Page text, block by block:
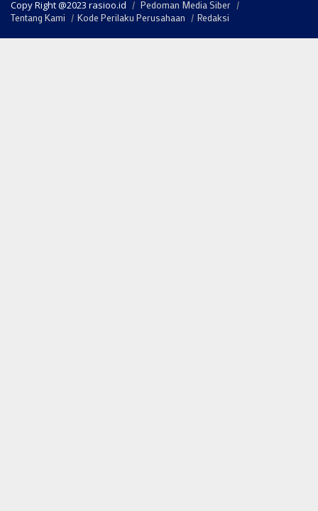
Copy Right @2023 rasioo.id
Pedoman Media Siber
Tentang Kami
Kode Perilaku Perusahaan Redaksi